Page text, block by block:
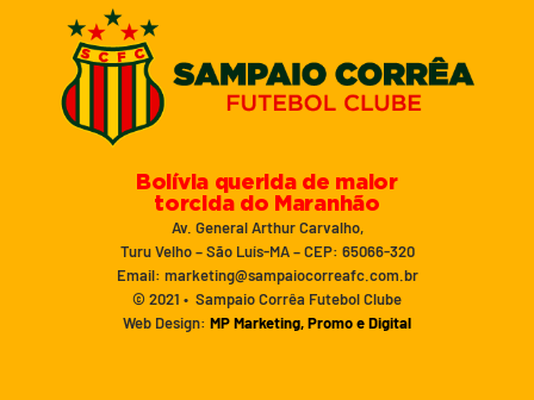
Bolívia querida de maior
torcida do Maranhão
Av. General Arthur Carvalho,
Turu Velho – São Luís-MA – CEP: 65066-320
Email: marketing@sampaiocorreafc.com.br
© 2021 • Sampaio Corrêa Futebol Clube
Web Design: MP Marketing, Promo e Digital